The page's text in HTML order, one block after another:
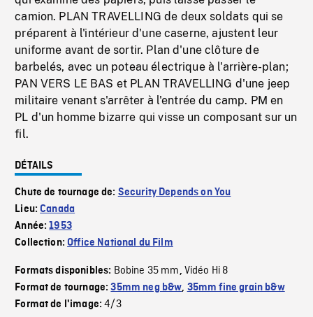
camion. PLAN TRAVELLING de deux soldats qui se
préparent à l'intérieur d'une caserne, ajustent leur
uniforme avant de sortir. Plan d'une clôture de
barbelés, avec un poteau électrique à l'arrière-plan;
PAN VERS LE BAS et PLAN TRAVELLING d'une jeep
militaire venant s'arrêter à l'entrée du camp. PM en
PL d'un homme bizarre qui visse un composant sur un
fil.
DÉTAILS
Chute de tournage de: Security Depends on You
Lieu:Canada
Année:1953
Collection:Office National du Film
Formats disponibles: Bobine 35 mm, Vidéo Hi 8
Format de tournage:35mm neg b&w, 35mm fine grain b&w
Format de l'image:4/3